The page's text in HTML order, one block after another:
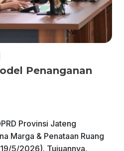
Penanganan
Provinsi Jateng
Marga & Penataan Ruang
5/2026). Tujuannya,